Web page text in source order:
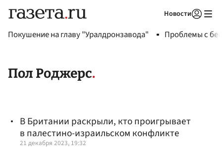
Новости
Покушение на главу "Уралдронзавода" Проблемы с
Пол Роджерс
В Британии раскрыли, кто проигрывает
в палестино-израильском конфликте
21 декабря 2023, 19:32